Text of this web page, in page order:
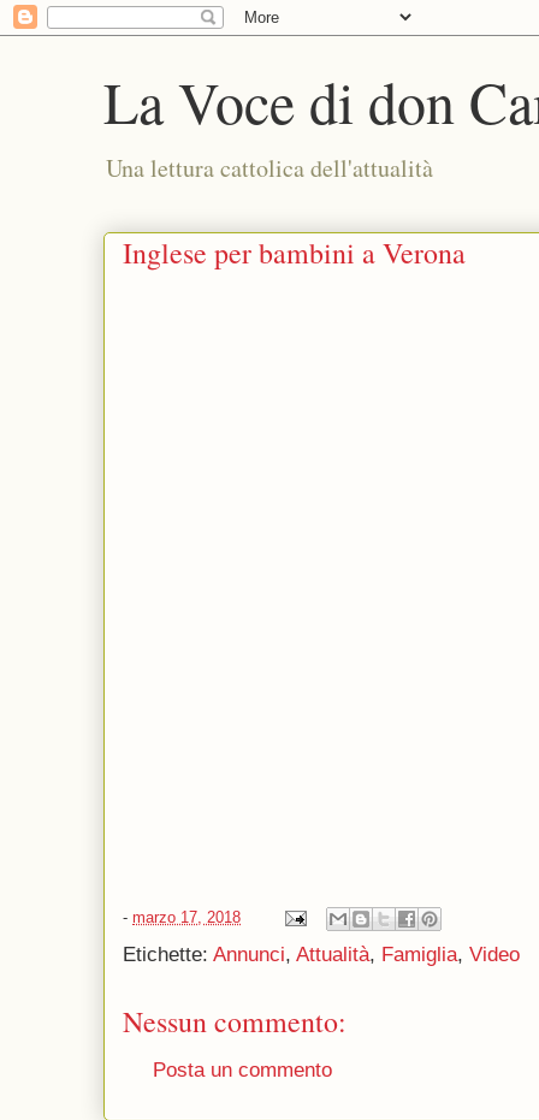
La Voce di don
Una lettura cattolica dell'attualità
Inglese per bambini a Verona
- marzo 17, 2018
Etichette: Annunci, Attualità, Famiglia, Video
Nessun commento:
Posta un commento